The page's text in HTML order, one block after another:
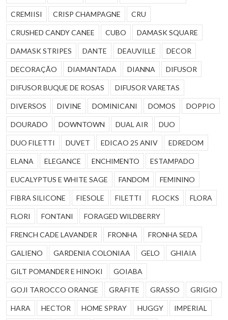
CREMIISI CRISP CHAMPAGNE CRU
CRUSHED CANDY CANEE CUBO DAMASK SQUARE
DAMASK STRIPES DANTE DEAUVILLE DECOR
DECORAÇÃO DIAMANTADA DIANNA DIFUSOR
DIFUSOR BUQUE DE ROSAS DIFUSOR VARETAS
DIVERSOS DIVINE DOMINICANI DOMOS DOPPIO
DOURADO DOWNTOWN DUAL AIR DUO
DUO FILETTI DUVET EDICAO 25 ANIV EDREDOM
ELANA ELEGANCE ENCHIMENTO ESTAMPADO
EUCALYPTUS E WHITE SAGE FANDOM FEMININO
FIBRA SILICONE FIESOLE FILETTI FLOCKS FLORA
FLORI FONTANI FORAGED WILDBERRY
FRENCH CADE LAVANDER FRONHA FRONHA SEDA
GALIENO GARDENIA COLONIAA GELO GHIAIA
GILT POMANDER E HINOKI GOIABA
GOJI TAROCCO ORANGE GRAFITE GRASSO GRIGIO
HARA HECTOR HOME SPRAY HUGGY IMPERIAL